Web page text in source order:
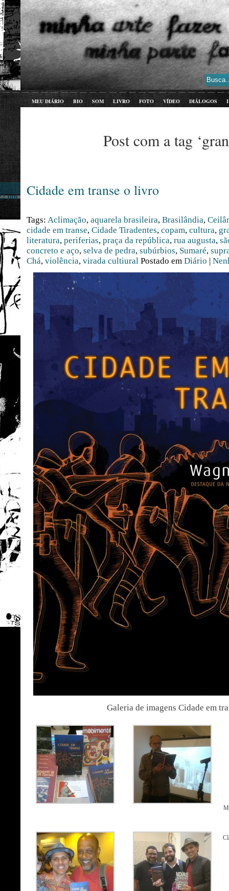
MEU DIÁRIO BIO SOM LIVRO FOTO VÍDEO DIÁLOGOS
Post com a tag
Cidade em transe o livro
jun
Tags: Aclimação, aquarela brasileira, Brasilândia,
cidade em transe, Cidade Tiradentes, copam, cultura,
literatura, periferias, praça da república, rua augusta,
concreto e aço, selva de pedra, subúrbios, Sumaré,
Chá, violência, virada cultiural Postado em Diário |
Galeria de imagens Cidade em